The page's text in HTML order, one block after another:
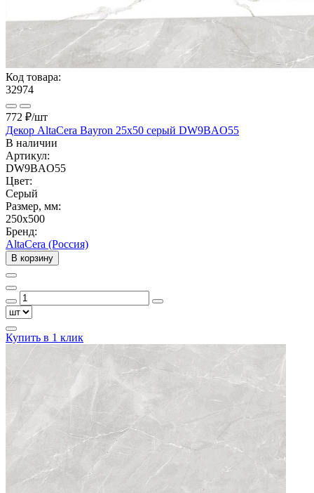
Код товара:
32974
772 ₽/шт
Декор AltaCera Bayron 25x50 серый DW9BAO55
В наличии
Артикул:
DW9BAO55
Цвет:
Серый
Размер, мм:
250x500
Бренд:
AltaCera (Россия)
В корзину
Купить в 1 клик